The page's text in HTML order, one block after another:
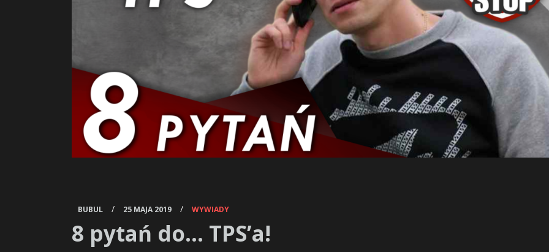
BUBUL / 25 MAJA 2019 / WYWIADY
8 pytań do… TPS’a!